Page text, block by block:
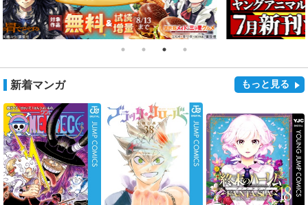
新着マンガ もっと見る